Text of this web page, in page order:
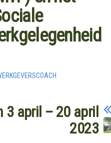
3 april – 20 april
2023